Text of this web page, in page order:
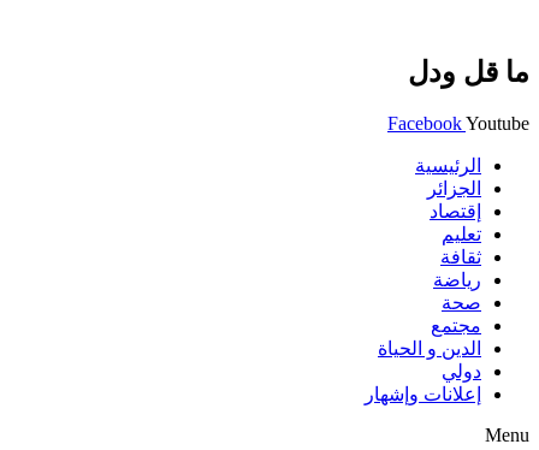
ما قل ودل
FacebookYoutube
الرئيسية
الجزائر
إقتصاد
تعليم
ثقافة
رياضة
صحة
مجتمع
الدين و الحياة
دولي
إعلانات وإشهار
Menu